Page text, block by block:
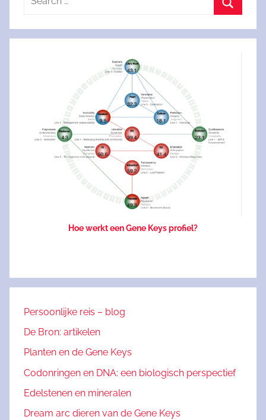
Hoe werkt een Gene Keys profiel?
Persoonlijke reis – blog
De Bron: artikelen
Planten en de Gene Keys
Codonringen en DNA: een biologisch perspectief
Edelstenen en mineralen
Dream arc dieren van de Gene Keys